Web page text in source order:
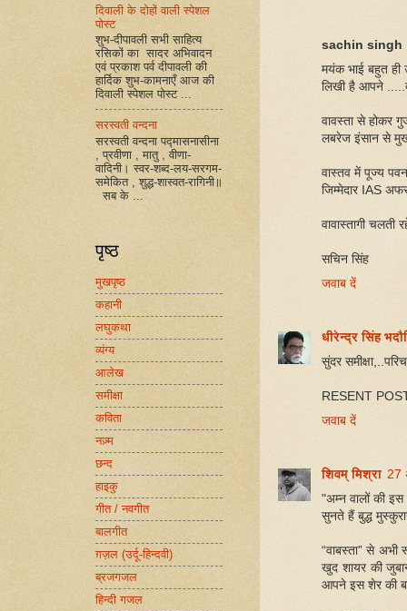
sachin singh
मयंक भाई बहुत ही
लिखी है आपने
वावस्ता से होकर
लबरेज इंसान से
वास्तव में पूज्य
जिम्मेदार IAS
वावास्तागी चलती
सचिन सिंह
जवाब दें
धीरेन्द्र सिंह
सुंदर
RESENT
जवाब दें
शिवम् मिश्रा 27
"अम्न वालों की
सुनते हैं बुद्ध
“वाबस्ता” से अभी
खुद शायर की
आपने इस शेर की
दिवाली के दोहों वाली स्पेशल
पोस्ट
शुभ-दीपावली सभी साहित्य
रसिकों का सादर अभिवादन
एवं प्रकाश पर्व दीपावली की
हार्दिक शुभ-कामनाएँ आज की
दिवाली स्पेशल पोस्ट ...
सरस्वती वन्दना
सरस्वती वन्दना पद्मासनासीना
, प्रवीणा , मातु , वीणा-
वादिनी। स्वर-शब्द-लय-सरगम-
समेकित , शुद्ध-शास्वत-रागिनी॥
सब के ...
पृष्ठ
मुखपृष्ठ
कहानी
लघुकथा
व्यंग्य
आलेख
समीक्षा
कविता
नज़्म
छन्द
हाइकु
गीत / नवगीत
बालगीत
ग़ज़ल (उर्दू-हिन्दवी)
ब्रजगजल
हिन्दी गजल